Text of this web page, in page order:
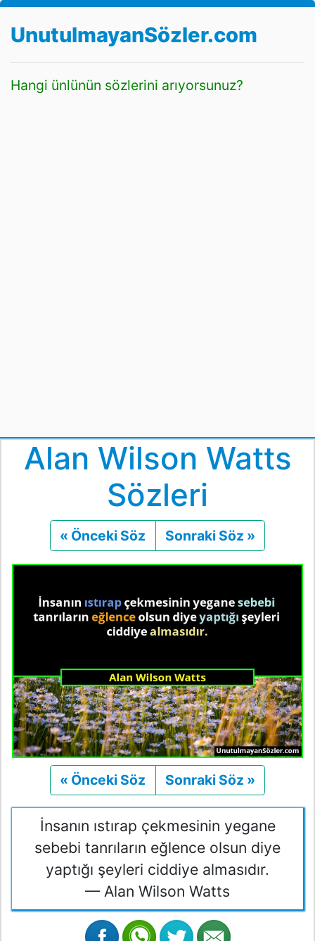
UnutulmayanSözler.com
Hangi ünlünün sözlerini arıyorsunuz?
Alan Wilson Watts
Sözleri
« Önceki Söz Önceki
Sonraki Söz »
« Önceki Söz Önceki
Sonraki Söz »
İnsanın ıstırap çekmesinin yegane
sebebi tanrıların eğlence olsun diye
yaptığı şeyleri ciddiye almasıdır.
— Alan Wilson Watts